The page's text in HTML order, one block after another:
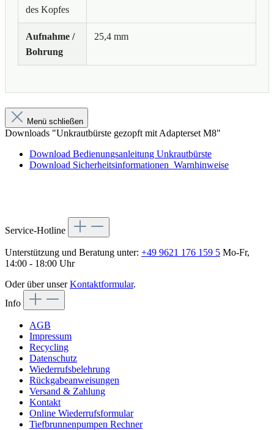
des Kopfes
Aufnahme /
Bohrung
25,4 mm
Menü schließen
Downloads "Unkrautbürste gezopft mit Adapterset M8"
Download Bedienungsanleitung Unkrautbürste
Download Sicherheitsinformationen_Warnhinweise
Service-Hotline
Unterstützung und Beratung unter: +49 9621 176 159 5 Mo-Fr,
14:00 - 18:00 Uhr
Oder über unserKontaktformular.
Info
AGB
Impressum
Recycling
Datenschutz
Wiederrufsbelehrung
Rückgabeanweisungen
Versand & Zahlung
Kontakt
Online Wiederrufsformular
Tiefbrunnenpumpen Rechner